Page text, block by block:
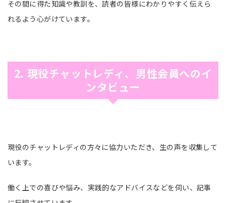
その間に得た知識や教訓を、読者の皆様にわかりやすく伝えら
れるよう心がけています。
2. 現役チャットレディ、男性会員へのイ
ンタビュー
現役のチャットレディの方々に協力いただき、生の声を収集して
います。
働く上での喜びや悩み、実践的なアドバイスなどを伺い、記事